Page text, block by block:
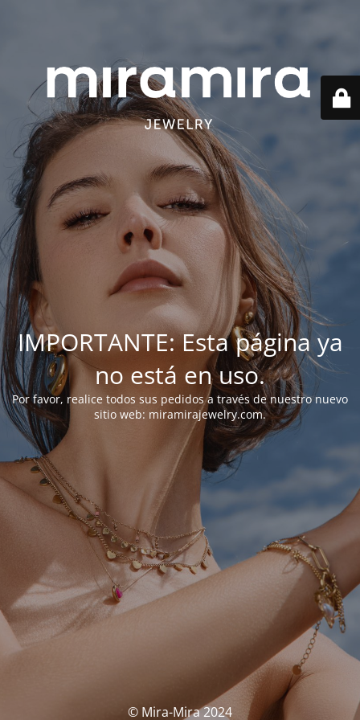
IMPORTANTE: Esta página ya
no está en uso.
Por favor, realice todos sus pedidos a través de nuestro nuevo
sitio web: miramirajewelry.com.
© Mira-Mira 2024